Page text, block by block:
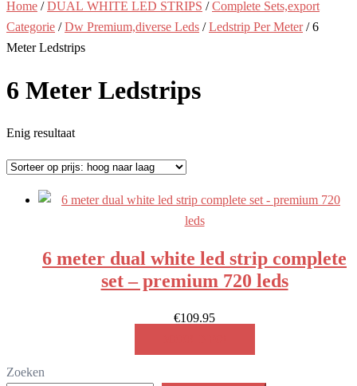
Home /DUAL WHITE LED STRIPS /Complete Sets,export
Categorie /Dw Premium,diverse Leds /Ledstrip Per Meter/ 6
Meter Ledstrips
6 Meter Ledstrips
Enig resultaat
6 meter dual white led strip complete
set – premium 720 leds
€109.95
Zoeken